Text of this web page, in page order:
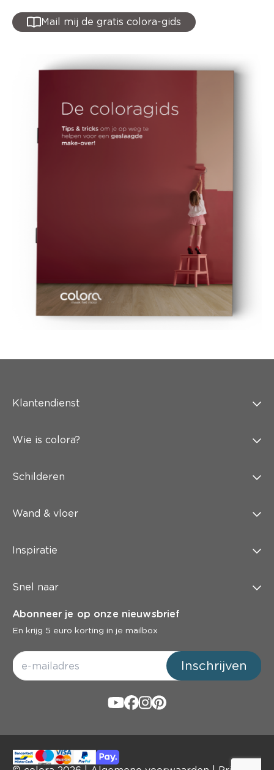
Mail mij de gratis colora-gids
Klantendienst
Wie is colora?
Schilderen
Wand & vloer
Inspiratie
Snel naar
Abonneer je op onze nieuwsbrief
En krijg 5 euro korting in je mailbox
Inschrijven